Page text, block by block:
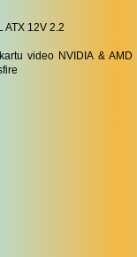
ATX 12V 2.2
video NVIDIA & AMD